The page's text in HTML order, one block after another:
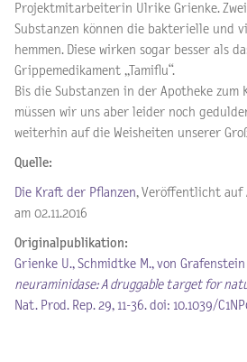
Projektmitarbeiterin Ulrike Grienke.
Substanzen können die bakterielle und
hemmen. Diese wirken sogar besser als
Grippemedikament „Tamiflu“.
Bis die Substanzen in der Apotheke zum
müssen wir uns aber leider noch
weiterhin auf die Weisheiten unserer
Quelle:
Die Kraft der Pflanzen, Veröffentlicht auf
am 02.11.2016
Originalpublikation:
Grienke U., Schmidtke M., von Grafenstein
neuraminidase: A druggable target for
Nat. Prod. Rep. 29, 11-36. doi: 10.1039/